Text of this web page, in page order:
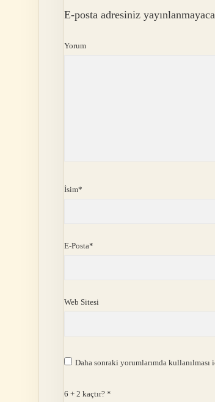
E-posta adresiniz
Yorum
İsim*
E-Posta*
Web Sitesi
Daha sonraki yorumlarımda kullanılması
6 + 2 kaçtır? *